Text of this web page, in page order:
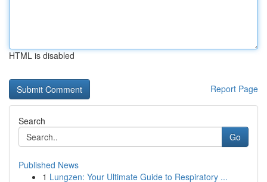
HTML is disabled
Report Page
Search
Go
Published News
1 Lungzen: Your Ultimate Guide to Respiratory ...